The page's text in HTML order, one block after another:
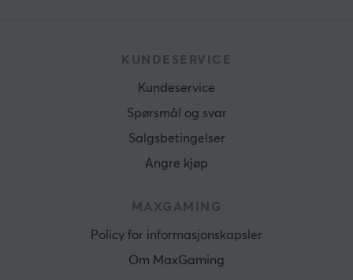
KUNDESERVICE
Kundeservice
Spørsmål og svar
Salgsbetingelser
Angre kjøp
MAXGAMING
Policy for informasjonskapsler
Om MaxGaming